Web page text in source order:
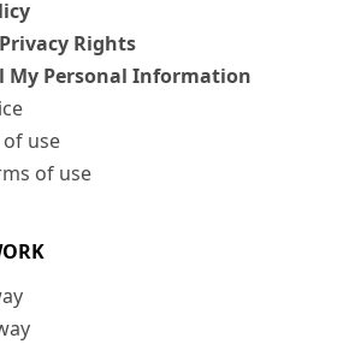
Rights
My Personal Information
of use
of use